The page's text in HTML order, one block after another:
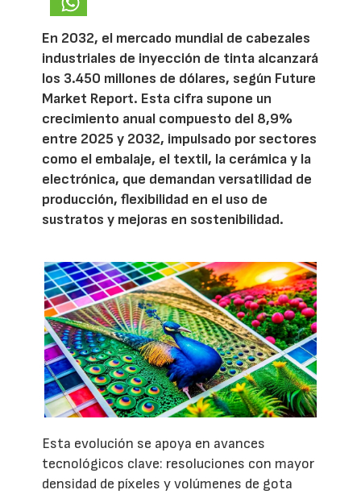
En 2032, el mercado mundial de cabezales
industriales de inyección de tinta alcanzará
los 3.450 millones de dólares, según Future
Market Report. Esta cifra supone un
crecimiento anual compuesto del 8,9%
entre 2025 y 2032, impulsado por sectores
como el embalaje, el textil, la cerámica y la
electrónica, que demandan versatilidad de
producción, flexibilidad en el uso de
sustratos y mejoras en sostenibilidad.
Esta evolución se apoya en avances
tecnológicos clave: resoluciones con mayor
densidad de píxeles y volúmenes de gota